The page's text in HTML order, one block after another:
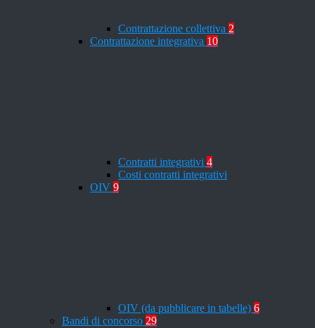
Contrattazione collettiva 2
Contrattazione integrativa 10
Contratti integrativi 4
Costi contratti integrativi
OIV 9
OIV (da pubblicare in tabelle) 6
Bandi di concorso 29